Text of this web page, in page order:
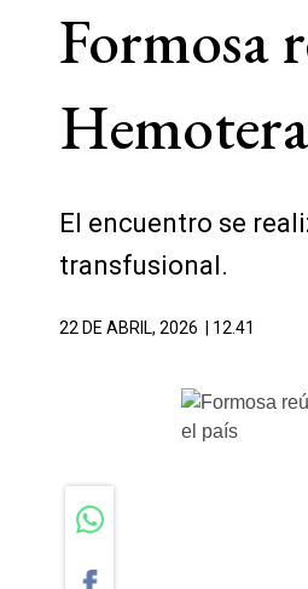
Formosa
El encuentro se
transfusional.
22 DE ABRIL, 2026 | 12.41